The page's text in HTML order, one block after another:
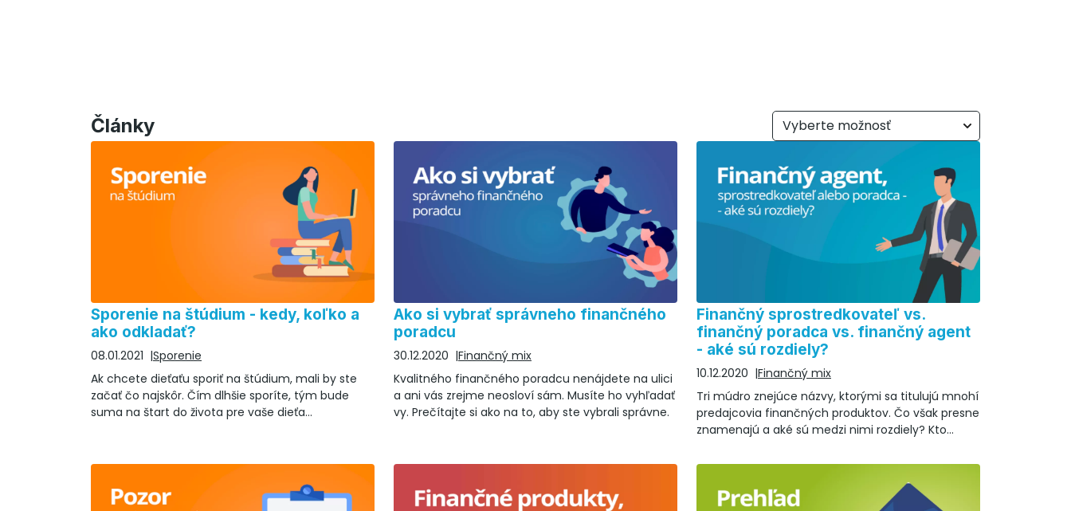
Články Vyberte možnosť
Sporenie na štúdium - kedy, koľko a
ako odkladať?
08.01.2021
Sporenie
Ak chcete dieťaťu sporiť na štúdium, mali by ste
začať čo najskôr. Čím dlhšie sporíte, tým bude
suma na štart do života pre vaše dieťa
Ako si vybrať správneho finančného
poradcu
30.12.2020
Finančný mix
Kvalitného finančného poradcu nenájdete na ulici
a ani vás zrejme neosloví sám. Musíte ho vyhľadať
vy. Prečítajte si ako na to, aby ste vybrali správne.
Finančný sprostredkovateľ vs.
finančný poradca vs. finančný agent
- aké sú rozdiely?
10.12.2020
Finančný mix
Tri múdro znejúce názvy, ktorými sa titulujú mnohí
predajcovia finančných produktov. Čo však presne
znamenajú a aké sú medzi nimi rozdiely? Kto